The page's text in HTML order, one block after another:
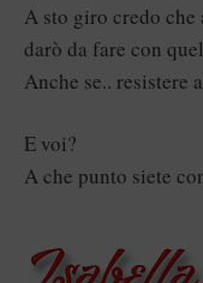
A sto giro credo
darò da fare con
Anche se.. resistere
E voi?
A che punto siete